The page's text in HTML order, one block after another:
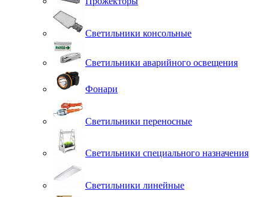
Светильники консольные
Светильники аварийного освещения
Фонари
Светильники переносные
Светильники специального назначения
Светильники линейные